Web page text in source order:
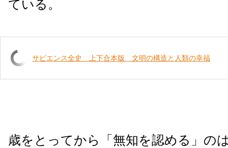
ている。
サピエンス全史 上下合本版 文明の構造と人類の幸福
歳をとってから「無知を認める」の